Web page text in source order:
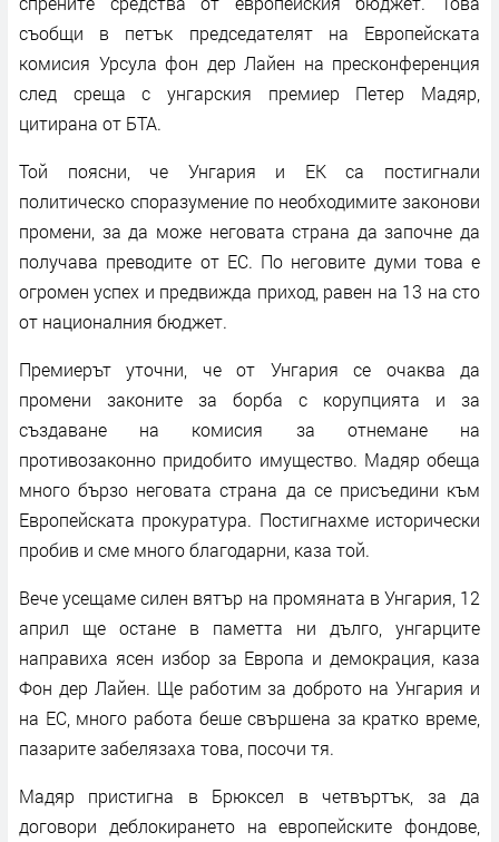
съобщи в петък председателят на Европейската
комисия Урсула фон дер Лайен на пресконференция
след среща с унгарския премиер Петер Мадяр,
цитирана от БТА.
Той поясни, че Унгария и ЕК са постигнали
политическо споразумение по необходимите законови
промени, за да може неговата страна да започне да
получава преводите от ЕС. По неговите думи това е
огромен успех и предвижда приход, равен на 13 на сто
от националния бюджет.
Премиерът уточни, че от Унгария се очаква да
промени законите за борба с корупцията и за
създаване на комисия за отнемане на
противозаконно придобито имущество. Мадяр обеща
много бързо неговата страна да се присъедини към
Европейската прокуратура. Постигнахме исторически
пробив и сме много благодарни, каза той.
Вече усещаме силен вятър на промяната в Унгария, 12
април ще остане в паметта ни дълго, унгарците
направиха ясен избор за Европа и демокрация, каза
Фон дер Лайен. Ще работим за доброто на Унгария и
на ЕС, много работа беше свършена за кратко време,
пазарите забелязаха това, посочи тя.
Мадяр пристигна в Брюксел в четвъртък, за да
договори деблокирането на европейските фондове,